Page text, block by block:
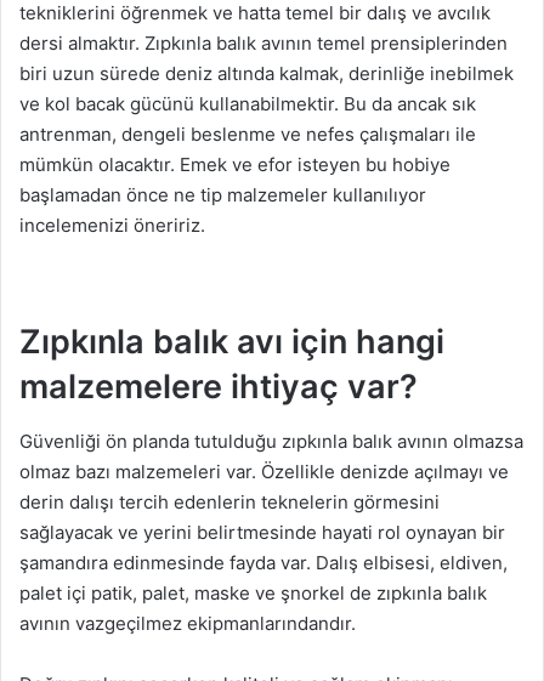
tekniklerini öğrenmek ve hatta temel bir dalış ve avcılık
dersi almaktır. Zıpkınla balık avının temel prensiplerinden
biri uzun sürede deniz altında kalmak, derinliğe inebilmek
ve kol bacak gücünü kullanabilmektir. Bu da ancak sık
antrenman, dengeli beslenme ve nefes çalışmaları ile
mümkün olacaktır. Emek ve efor isteyen bu hobiye
başlamadan önce ne tip malzemeler kullanılıyor
incelemenizi öneririz.
Zıpkınla balık avı için hangi
malzemelere ihtiyaç var?
Güvenliği ön planda tutulduğu zıpkınla balık avının olmazsa
olmaz bazı malzemeleri var. Özellikle denizde açılmayı ve
derin dalışı tercih edenlerin teknelerin görmesini
sağlayacak ve yerini belirtmesinde hayati rol oynayan bir
şamandıra edinmesinde fayda var. Dalış elbisesi, eldiven,
palet içi patik, palet, maske ve şnorkel de zıpkınla balık
avının vazgeçilmez ekipmanlarındandır.